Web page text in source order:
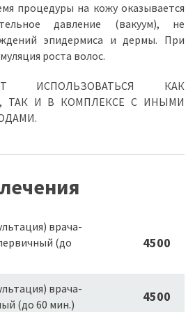
процедуры на кожу оказывается
давление (вакуум), не
эпидермиса и дермы. При
роста волос.
ИСПОЛЬЗОВАТЬСЯ КАК
ТАК И В КОМПЛЕКСЕ С ИНЫМИ
врача-
(до
4500
врача-
(до 60 мин.)
4500